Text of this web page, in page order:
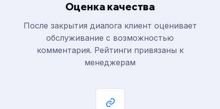
Оценка качества
После закрытия диалога клиент оценивает
обслуживание с возможностью
комментария. Рейтинги привязаны к
менеджерам